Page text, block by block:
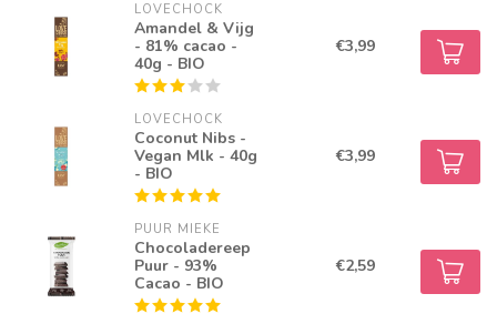
LOVECHOCK
Amandel & Vijg
- 81% cacao -
40g - BIO
€3,99
LOVECHOCK
Coconut Nibs -
Vegan Mlk - 40g
- BIO
€3,99
PUUR MIEKE
Chocoladereep
Puur - 93%
Cacao - BIO
€2,59